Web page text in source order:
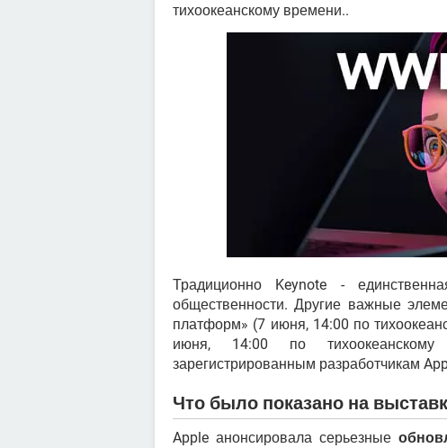
тихоокеанскому времени..
Традиционно Keynote -
общественности. Другие важные
платформ» (7 июня, 14:00 по
июня, 14:00 по
зарегистрированным разработчикам
Что было показано на
Apple анонсировала серьезные